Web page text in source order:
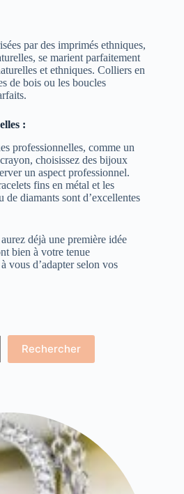
par des imprimés ethniques,
se marient parfaitement
et ethniques. Colliers en
de bois ou les boucles
:
professionnelles, comme un
choisissez des bijoux
un aspect professionnel.
fins en métal et les
de diamants sont d’excellentes
déjà une première idée
bien à votre tenue
vous d’adapter selon vos
Rechercher